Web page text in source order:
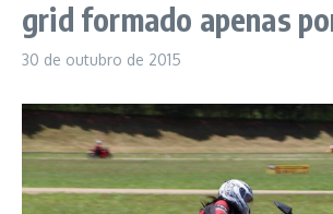
grid formado apenas
30 de outubro de 2015